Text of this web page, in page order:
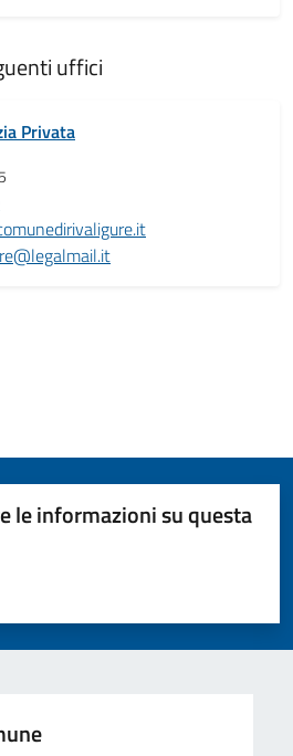
uffici
Privata
le informazioni su questa
stelle su 5
su 5
5